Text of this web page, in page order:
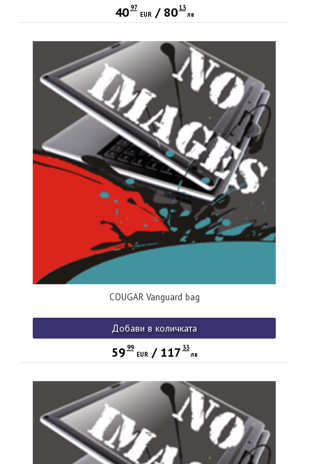
40 97
EUR/ 80 13
лв
COUGAR Vanguard bag
Добави в количката
59 99
EUR/ 117 33
лв